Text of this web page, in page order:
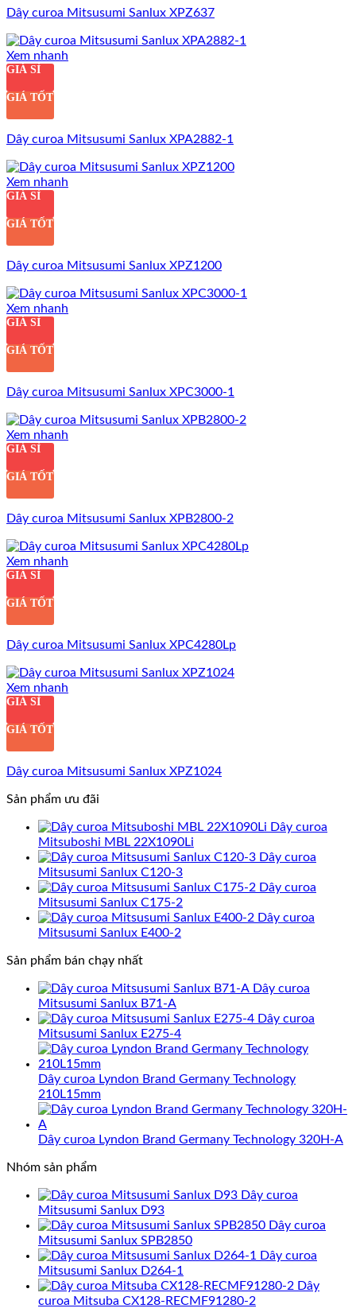
Dây curoa Mitsusumi Sanlux XPZ637
Xem nhanh
GIÁ SỈ
GIÁ TỐT
Dây curoa Mitsusumi Sanlux XPA2882-1
Xem nhanh
GIÁ SỈ
GIÁ TỐT
Dây curoa Mitsusumi Sanlux XPZ1200
Xem nhanh
GIÁ SỈ
GIÁ TỐT
Dây curoa Mitsusumi Sanlux XPC3000-1
Xem nhanh
GIÁ SỈ
GIÁ TỐT
Dây curoa Mitsusumi Sanlux XPB2800-2
Xem nhanh
GIÁ SỈ
GIÁ TỐT
Dây curoa Mitsusumi Sanlux XPC4280Lp
Xem nhanh
GIÁ SỈ
GIÁ TỐT
Dây curoa Mitsusumi Sanlux XPZ1024
Sản phẩm ưu đãi
Dây curoa
Mitsuboshi MBL 22X1090Li
Dây curoa
Mitsusumi Sanlux C120-3
Dây curoa
Mitsusumi Sanlux C175-2
Dây curoa
Mitsusumi Sanlux E400-2
Sản phẩm bán chạy nhất
Dây curoa
Mitsusumi Sanlux B71-A
Dây curoa
Mitsusumi Sanlux E275-4
Dây curoa Lyndon Brand Germany Technology
210L15mm
Dây curoa Lyndon Brand Germany Technology 320H-A
Nhóm sản phẩm
Dây curoa
Mitsusumi Sanlux D93
Dây curoa
Mitsusumi Sanlux SPB2850
Dây curoa
Mitsusumi Sanlux D264-1
Dây
curoa Mitsuba CX128-RECMF91280-2